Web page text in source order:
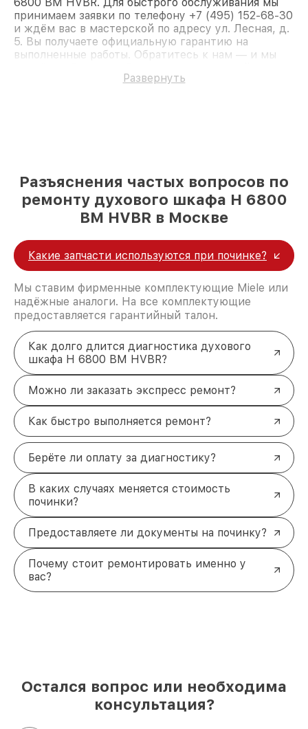
принимаем заявки по телефону +7 (495) 152-68-30
и ждём вас в мастерской по адресу ул. Лесная, д.
5. Вы получаете официальную гарантию на
выполненные работы. Обратитесь к нам — и мы
Развернуть
Разъяснения частых вопросов по
ремонту духового шкафа H 6800
BM HVBR в Москве
Какие запчасти используются при починке?
Мы ставим фирменные комплектующие Miele или
надёжные аналоги. На все комплектующие
предоставляется гарантийный талон.
Как долго длится диагностика духового
шкафа H 6800 BM HVBR?
Можно ли заказать экспресс ремонт?
Как быстро выполняется ремонт?
Берёте ли оплату за диагностику?
В каких случаях меняется стоимость
починки?
Предоставляете ли документы на починку?
Почему стоит ремонтировать именно у
вас?
Остался вопрос или необходима
консультация?